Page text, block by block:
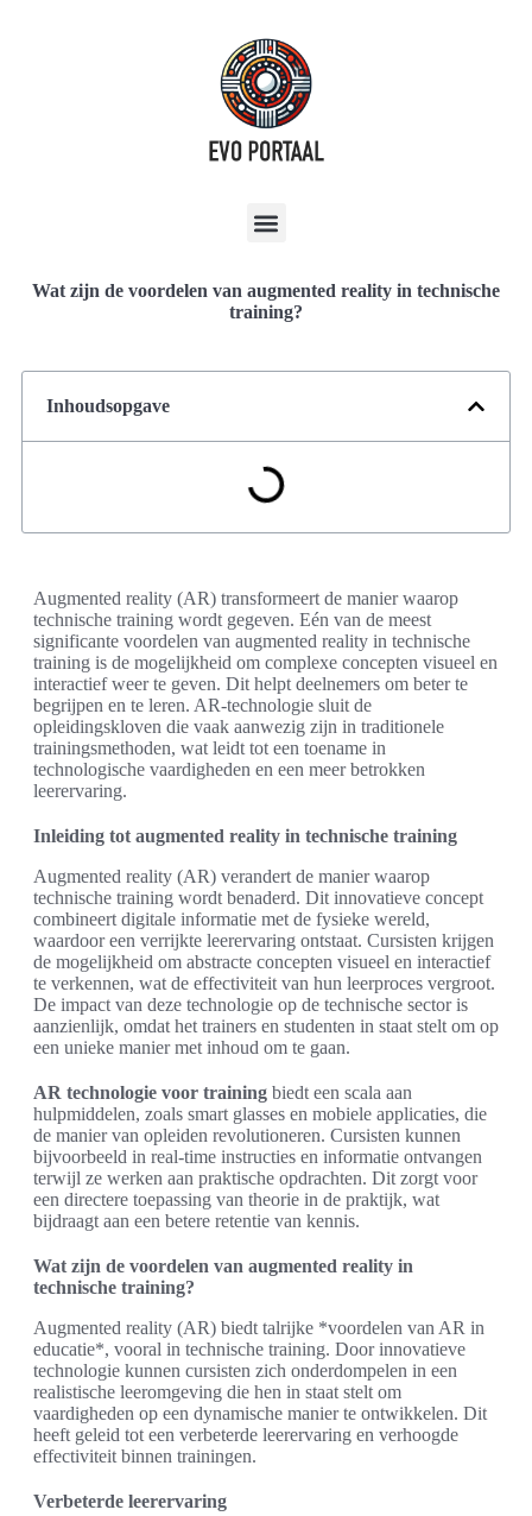
Wat zijn de voordelen van augmented reality in technische
training?
Inhoudsopgave
Augmented reality (AR) transformeert de manier waarop
technische training wordt gegeven. Eén van de meest
significante voordelen van augmented reality in technische
training is de mogelijkheid om complexe concepten visueel en
interactief weer te geven. Dit helpt deelnemers om beter te
begrijpen en te leren. AR-technologie sluit de
opleidingskloven die vaak aanwezig zijn in traditionele
trainingsmethoden, wat leidt tot een toename in
technologische vaardigheden en een meer betrokken
leerervaring.
Inleiding tot augmented reality in technische training
Augmented reality (AR) verandert de manier waarop
technische training wordt benaderd. Dit innovatieve concept
combineert digitale informatie met de fysieke wereld,
waardoor een verrijkte leerervaring ontstaat. Cursisten krijgen
de mogelijkheid om abstracte concepten visueel en interactief
te verkennen, wat de effectiviteit van hun leerproces vergroot.
De impact van deze technologie op de technische sector is
aanzienlijk, omdat het trainers en studenten in staat stelt om op
een unieke manier met inhoud om te gaan.
AR technologie voor training biedt een scala aan
hulpmiddelen, zoals smart glasses en mobiele applicaties, die
de manier van opleiden revolutioneren. Cursisten kunnen
bijvoorbeeld in real-time instructies en informatie ontvangen
terwijl ze werken aan praktische opdrachten. Dit zorgt voor
een directere toepassing van theorie in de praktijk, wat
bijdraagt aan een betere retentie van kennis.
Wat zijn de voordelen van augmented reality in
technische training?
Augmented reality (AR) biedt talrijke *voordelen van AR in
educatie*, vooral in technische training. Door innovatieve
technologie kunnen cursisten zich onderdompelen in een
realistische leeromgeving die hen in staat stelt om
vaardigheden op een dynamische manier te ontwikkelen. Dit
heeft geleid tot een verbeterde leerervaring en verhoogde
effectiviteit binnen trainingen.
Verbeterde leerervaring